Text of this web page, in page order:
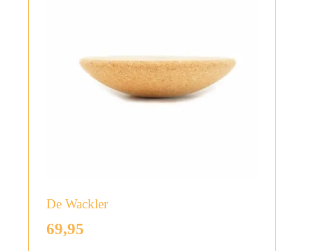
De Wackler
69,95